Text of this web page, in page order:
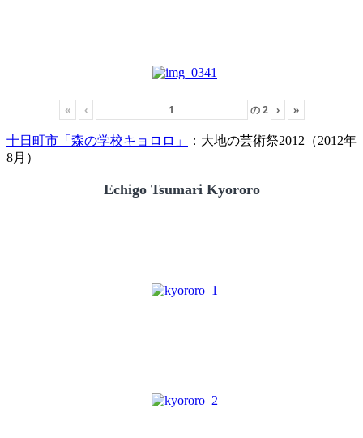
« ‹ の2 › »
十日町市「森の学校キョロロ」
：大地の芸術祭2012（2012年
8月）
Echigo Tsumari Kyororo